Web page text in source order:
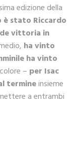
edizione della
stato Riccardo
vittoria in
ha vinto
ha vinto
– per Isac
termineinsieme
a entrambi